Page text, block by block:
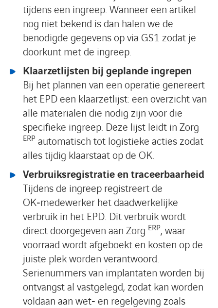
tijdens een ingreep. Wanneer een artikel
nog niet bekend is dan halen we de
benodigde gegevens op via GS1 zodat je
doorkunt met de ingreep.
Klaarzetlijsten bij geplande ingrepen
Bij het plannen van een operatie genereert
het EPD een klaarzetlijst: een overzicht van
alle materialen die nodig zijn voor die
specifieke ingreep. Deze lijst leidt in Zorg
ERP automatisch tot logistieke acties zodat
alles tijdig klaarstaat op de OK.
Verbruiksregistratie en traceerbaarheid
Tijdens de ingreep registreert de
OK‑medewerker het daadwerkelijke
verbruik in het EPD. Dit verbruik wordt
direct doorgegeven aan Zorg ERP, waar
voorraad wordt afgeboekt en kosten op de
juiste plek worden verantwoord.
Serienummers van implantaten worden bij
ontvangst al vastgelegd, zodat kan worden
voldaan aan wet‑ en regelgeving zoals